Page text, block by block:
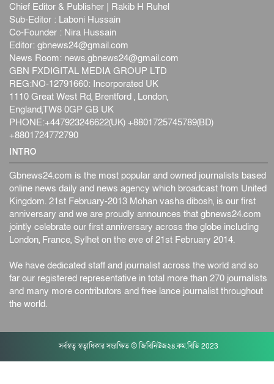
Chief Editor & Publisher | Rakib H Ruhel
Sub-Editor : Laboni Hussain
Co-Founder : Nira Hussain
Editor: gbnews24@gmail.com
News Room: news.gbnews24@gmail.com
GBN FXDIGITAL MEDIA GROUP LTD
REG:NO-12791660: Incorporated UK
1110 Great West Rd, Brentford , London,
England,TW8 0GP GB UK
PHONE:+447923246622(UK) +8801725745789(BD)
+8801724772790
INTRO
Gbnews24.com is the most popular and owned journalists based
online news daily and news agency which broadcast from United
Kingdom. 21st February-2013 Mohan vasha dibosh, is our first
anniversary and we are proudly announces that gbnews24.com
jointly celebrate our first anniversary across the globe including
London, France, Sylhet on the eve of 21st February 2014.
We have dedicated staff and journalist across the world and so
far our registered representative in total more than 270 journalists
and many more contributors and free lance journalist throughout
the world.
সর্বস্বত্ব স্বত্বাধিকার সংরক্ষিত © জিবিনিউজ২৪.কম.বিডি 2023